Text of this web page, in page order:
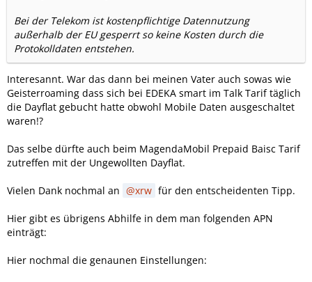
Bei der Telekom ist kostenpflichtige Datennutzung
außerhalb der EU gesperrt so keine Kosten durch die
Protokolldaten entstehen.
Interesannt. War das dann bei meinen Vater auch sowas wie
Geisterroaming dass sich bei EDEKA smart im Talk Tarif täglich
die Dayflat gebucht hatte obwohl Mobile Daten ausgeschaltet
waren!?
Das selbe dürfte auch beim MagendaMobil Prepaid Baisc Tarif
zutreffen mit der Ungewollten Dayflat.
Vielen Dank nochmal an xrw für den entscheidenten Tipp.
Hier gibt es übrigens Abhilfe in dem man folgenden APN
einträgt:
Hier nochmal die genaunen Einstellungen: